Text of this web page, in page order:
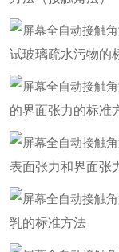
试玻璃疏水污物的
的界面张力的标准
表面张力和界面张
乳的标准方法